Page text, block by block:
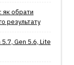
як обрати
результату
5.7, Gen 5.6, Lite